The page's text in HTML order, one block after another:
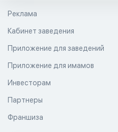
Реклама
Кабинет заведения
Приложение для заведений
Приложение для имамов
Инвесторам
Партнеры
Франшиза